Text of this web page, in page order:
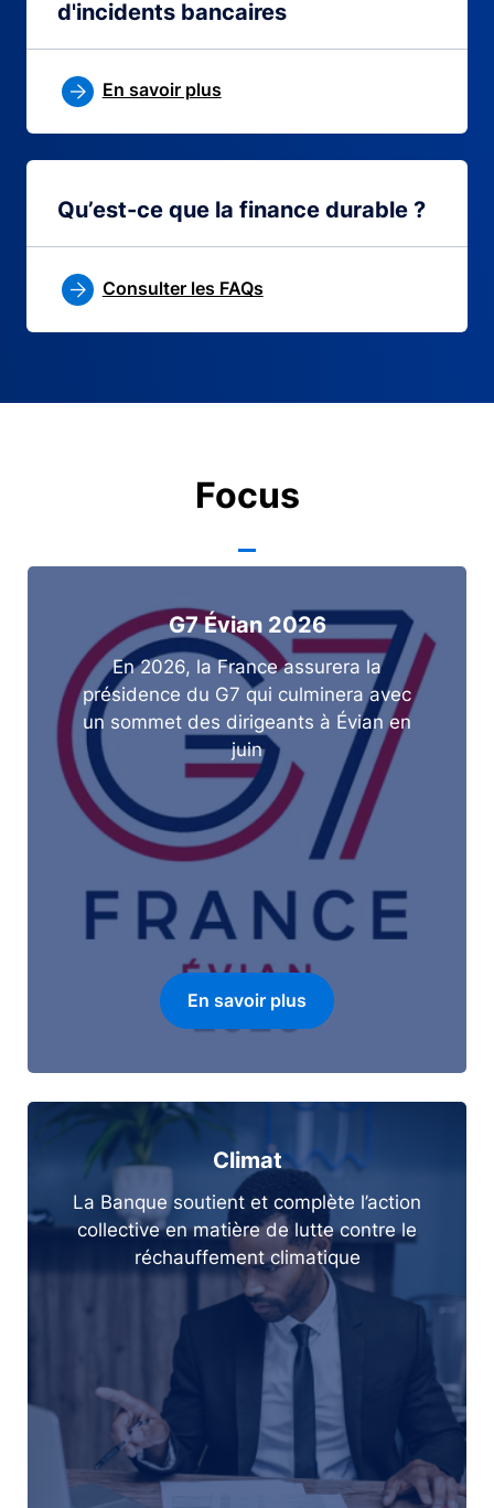
d'incidents bancaires
En savoir plus
Qu’est-ce que la finance durable ?
Consulter les FAQs
Focus
G7 Évian 2026
En 2026, la France assurera la
présidence du G7 qui culminera avec
un sommet des dirigeants à Évian en
juin
En savoir plus
Climat
La Banque soutient et complète l’action
collective en matière de lutte contre le
réchauffement climatique